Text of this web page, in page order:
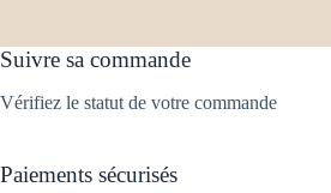
Suivre sa commande
Vérifiez le statut de votre commande
Paiements sécurisés